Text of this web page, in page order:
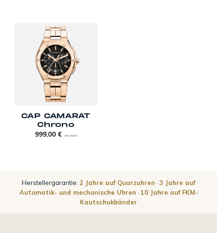
CAP CAMARAT
Chrono
999,00 € inkl. MwSt
Herstellergarantie: 2 Jahre auf Quarzuhren · 3 Jahre auf
Automatik- und mechanische Uhren · 10 Jahre auf FKM-
Kautschukbänder